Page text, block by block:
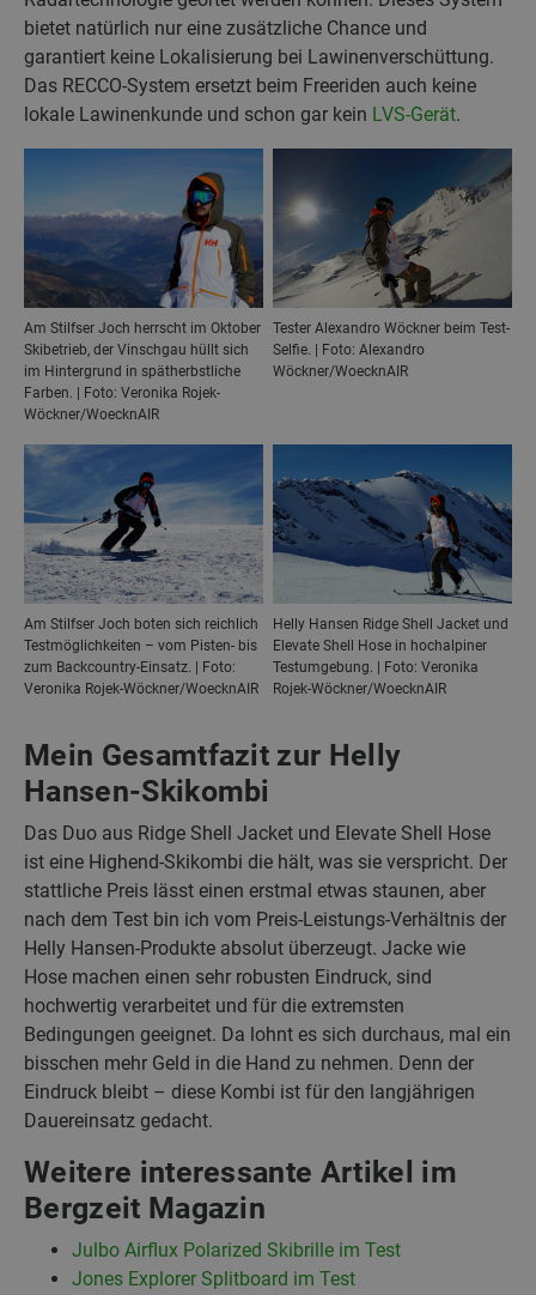
bietet natürlich nur eine zusätzliche Chance und
garantiert keine Lokalisierung bei Lawinenverschüttung.
Das RECCO-System ersetzt beim Freeriden auch keine
lokale Lawinenkunde und schon gar kein LVS-Gerät.
Am Stilfser Joch herrscht im Oktober
Skibetrieb, der Vinschgau hüllt sich
im Hintergrund in spätherbstliche
Farben. | Foto: Veronika Rojek-
Wöckner/WoecknAIR
Tester Alexandro Wöckner beim Test-
Selfie. | Foto: Alexandro
Wöckner/WoecknAIR
Am Stilfser Joch boten sich reichlich
Testmöglichkeiten – vom Pisten- bis
zum Backcountry-Einsatz. | Foto:
Veronika Rojek-Wöckner/WoecknAIR
Helly Hansen Ridge Shell Jacket und
Elevate Shell Hose in hochalpiner
Testumgebung. | Foto: Veronika
Rojek-Wöckner/WoecknAIR
Mein Gesamtfazit zur Helly
Hansen-Skikombi
Das Duo aus Ridge Shell Jacket und Elevate Shell Hose
ist eine Highend-Skikombi die hält, was sie verspricht. Der
stattliche Preis lässt einen erstmal etwas staunen, aber
nach dem Test bin ich vom Preis-Leistungs-Verhältnis der
Helly Hansen-Produkte absolut überzeugt. Jacke wie
Hose machen einen sehr robusten Eindruck, sind
hochwertig verarbeitet und für die extremsten
Bedingungen geeignet. Da lohnt es sich durchaus, mal ein
bisschen mehr Geld in die Hand zu nehmen. Denn der
Eindruck bleibt – diese Kombi ist für den langjährigen
Dauereinsatz gedacht.
Weitere interessante Artikel im
Bergzeit Magazin
Julbo Airflux Polarized Skibrille im Test
Jones Explorer Splitboard im Test